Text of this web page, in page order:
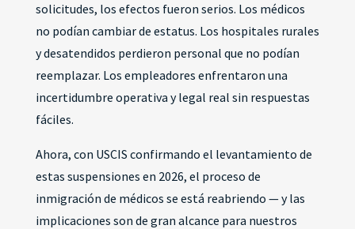
solicitudes, los efectos fueron serios. Los médicos
no podían cambiar de estatus. Los hospitales rurales
y desatendidos perdieron personal que no podían
reemplazar. Los empleadores enfrentaron una
incertidumbre operativa y legal real sin respuestas
fáciles.
Ahora, con USCIS confirmando el levantamiento de
estas suspensiones en 2026, el proceso de
inmigración de médicos se está reabriendo — y las
implicaciones son de gran alcance para nuestros